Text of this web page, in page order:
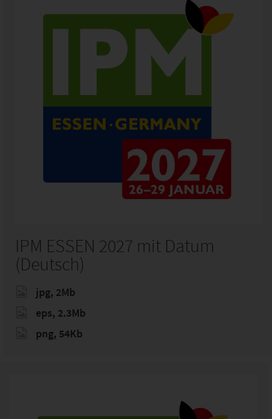
IPM ESSEN 2027 mit Datum
(Deutsch)
jpg, 2Mb
eps, 2.3Mb
png, 54Kb